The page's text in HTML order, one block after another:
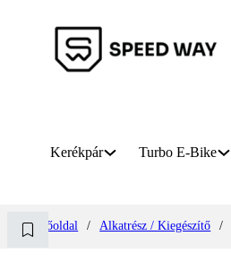
Kerékpár Turbo E-Bike
Főoldal / Alkatrész / Kiegészítő /